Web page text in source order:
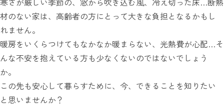
材のない家は、高齢者の方にとって大きな負担となるかもし
れません。
暖房をいくらつけてもなかなか暖まらない、光熱費が心配…そ
んな不安を抱えている方も少なくないのではないでしょう
か。
この先も安心して暮らすために、今、できることを知りたい
と思いませんか？